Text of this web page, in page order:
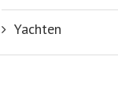
Yachten